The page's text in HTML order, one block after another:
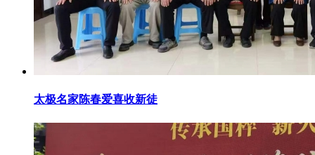
太极名家陈春爱喜收新徒